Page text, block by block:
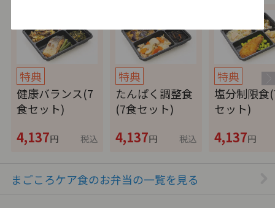
特典
健康バランス(7
食セット)
4,137円 税込
特典
たんぱく調整食
(7食セット)
4,137円 税込
特典
塩分制限食
セット)
4,137円
まごころケア食のお弁当の一覧を見る